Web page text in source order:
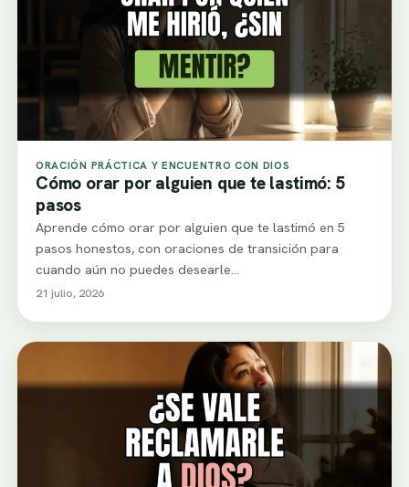
ORACIÓN PRÁCTICA Y ENCUENTRO CON DIOS
Cómo orar por alguien que te lastimó: 5
pasos
Aprende cómo orar por alguien que te lastimó en 5
pasos honestos, con oraciones de transición para
cuando aún no puedes desearle…
21 julio, 2026